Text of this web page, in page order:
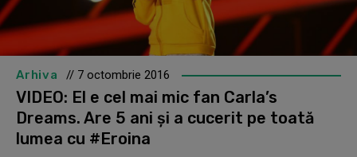
Arhiva // 7 octombrie 2016
VIDEO: El e cel mai mic fan Carla’s
Dreams. Are 5 ani și a cucerit pe toată
lumea cu #Eroina